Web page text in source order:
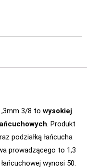
3/8 to wysokiej
. Produkt
podziałką łańcucha
prowadzącego to 1,3
wynosi 50.